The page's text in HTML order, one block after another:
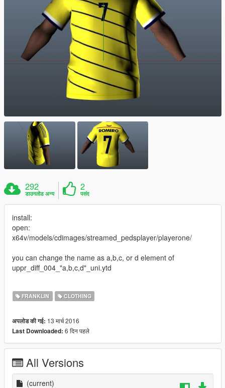
292
डाउनलोड अन्य
2
पसंद
install:
open:
x64v/models/cdimages/streamed_pedsplayer/playerone/
you can change the name as a,b,c, or d element of
uppr_diff_004_"a,b,c,d"_uni.ytd
FRANKLIN CLOTHING
अपलोड की गई: 13 मार्च 2016
Last Downloaded: 6 दिन पहले
All Versions
(current)